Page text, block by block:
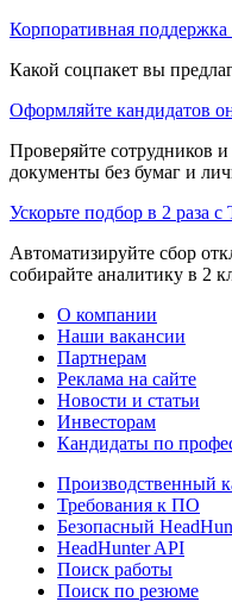
Корпоративная поддержка
Какой соцпакет вы
Оформляйте кандидатов
Проверяйте сотрудников
документы без бумаг и
Ускорьте подбор в 2 раза с
Автоматизируйте сбор
собирайте аналитику в 2
О компании
Наши вакансии
Партнерам
Реклама на сайте
Новости и статьи
Инвесторам
Кандидаты по
Производственный
Требования к ПО
Безопасный
HeadHunter API
Поиск работы
Поиск по резюме